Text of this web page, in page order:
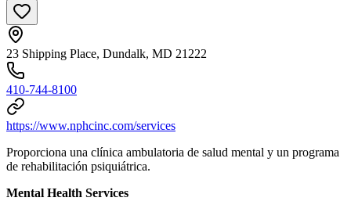
23 Shipping Place, Dundalk, MD 21222
410-744-8100
https://www.nphcinc.com/services
Proporciona una clínica ambulatoria de salud mental y un programa
de rehabilitación psiquiátrica.
Mental Health Services